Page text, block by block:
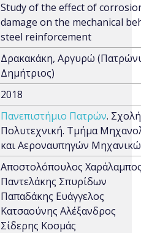
Study of the effect of
damage on the mechanical
steel reinforcement
Δρακακάκη, Αργυρώ
Δημήτριος)
2018
Πανεπιστήμιο Πατρών. Σχολή
Πολυτεχνική. Τμήμα
και Αεροναυπηγών
Αποστολόπουλος
Παντελάκης Σπυρίδων
Παπαδάκης Ευάγγελος
Κατσαούνης Αλέξανδρος
Σίδερης Κοσμάς